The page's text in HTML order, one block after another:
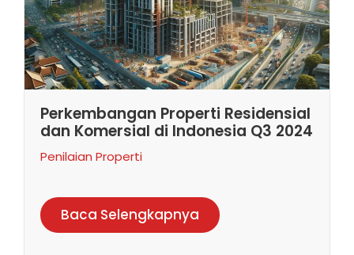
Perkembangan Properti Residensial
dan Komersial di Indonesia Q3 2024
Penilaian Properti
Baca Selengkapnya